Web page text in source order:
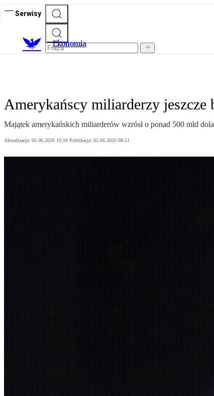
Serwisy
Ekonomia
Amerykańscy miliarderzy
Majątek amerykańskich miliarderów wzrósł o ponad 500 mld
Aktualizacja: 05.06.2020 10:16 Publikacja: 05.06.2020 08:51